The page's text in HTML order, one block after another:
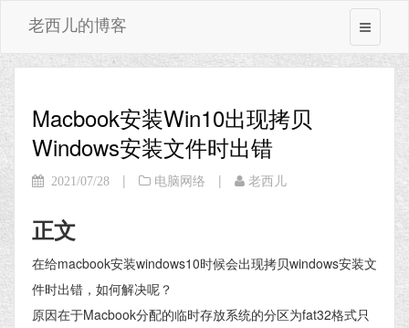
老西儿的博客
Macbook安装Win10出现拷贝
Windows安装文件时出错
2021/07/28 | 电脑网络 | 老西儿
正文
在给macbook安装windows10时候会出现拷贝windows安装文
件时出错，如何解决呢？
原因在于Macbook分配的临时存放系统的分区为fat32格式只